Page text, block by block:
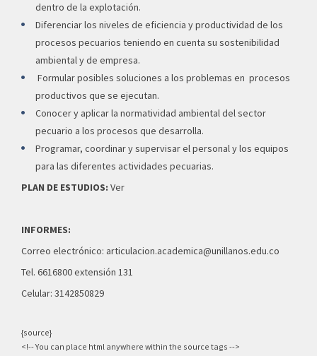
dentro de la explotación.
Diferenciar los niveles de eficiencia y productividad de los
procesos pecuarios teniendo en cuenta su sostenibilidad
ambiental y de empresa.
Formular posibles soluciones a los problemas en procesos
productivos que se ejecutan.
Conocer y aplicar la normatividad ambiental del sector
pecuario a los procesos que desarrolla.
Programar, coordinar y supervisar el personal y los equipos
para las diferentes actividades pecuarias.
PLAN DE ESTUDIOS: Ver
INFORMES:
Correo electrónico: articulacion.academica@unillanos.edu.co
Tel. 6616800 extensión 131
Celular: 3142850829
{source}
<!-- You can place html anywhere within the source tags -->